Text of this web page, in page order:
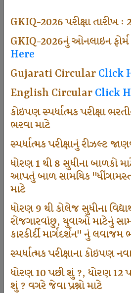
GKIQ-2026 પરીક્ષા તારીખ
GKIQ-2026નું ઓનલાઇન ફોર્મ
Here
Gujarati CircularClick
English CircularClick
કોઇપણ સ્પર્ધાત્મક પરીક્ષા
ભરવા માટે
સ્પર્ધાત્મક પરીક્ષાનું રીઝલ્ટ
ધોરણ 1 થી 8 સુધીના બાળકો
આપતું બાળ સામયિક
માટે
ધોરણ 9 થી કોલેજ સુધીના
રોજગારવાંછુ, યુવાઓ માટેનું
કારકીર્દી માર્ગદર્શન" નું લવાજમ
સ્પર્ધાત્મક પરીક્ષાના કોઇપણ
ધોરણ 10 પછી શું ?, ધોરણ 12
શું ? વગરે જેવા પ્રશ્નો માટે
Sarvottam Karkirdi
Participate School